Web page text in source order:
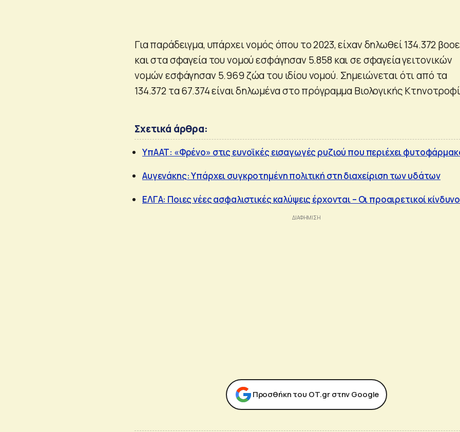
Για παράδειγμα, υπάρχει νομός όπου το 2023, είχαν δηλωθεί 134.372
και στα σφαγεία του νομού εσφάγησαν 5.858 και σε σφαγεία γειτονικών
νομών εσφάγησαν 5.969 ζώα του ιδίου νομού. Σημειώνεται ότι από τα
134.372 τα 67.374 είναι δηλωμένα στο πρόγραμμα Βιολογικής
Σχετικά άρθρα:
ΥπΑΑΤ: «Φρένο» στις ευνοϊκές εισαγωγές ρυζιού που περιέχει
Αυγενάκης: Υπάρχει συγκροτημένη πολιτική στη διαχείριση των υδάτων
ΕΛΓΑ: Ποιες νέες ασφαλιστικές καλύψεις έρχονται – Οι προαιρετικοί
Προσθήκη του ΟΤ.gr στην Google